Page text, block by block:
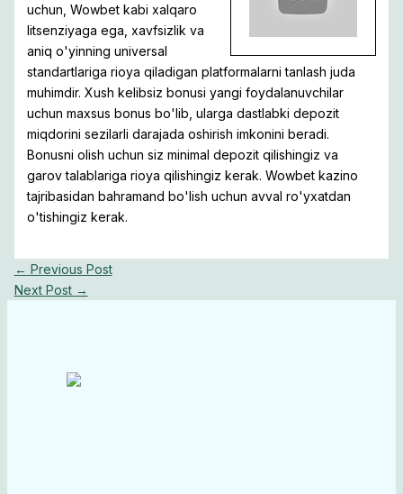
uchun, Wowbet kabi xalqaro
litsenziyaga ega, xavfsizlik va
aniq o'yinning universal
standartlariga rioya qiladigan platformalarni tanlash juda
muhimdir. Xush kelibsiz bonusi yangi foydalanuvchilar
uchun maxsus bonus bo'lib, ularga dastlabki depozit
miqdorini sezilarli darajada oshirish imkonini beradi.
Bonusni olish uchun siz minimal depozit qilishingiz va
garov talablariga rioya qilishingiz kerak. Wowbet kazino
tajribasidan bahramand bo'lish uchun avval ro'yxatdan
o'tishingiz kerak.
← Previous Post
Next Post →